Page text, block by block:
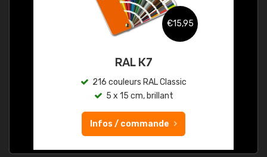
€15,95
RAL K7
216 couleurs RAL Classic
5 x 15 cm, brillant
Infos / commande